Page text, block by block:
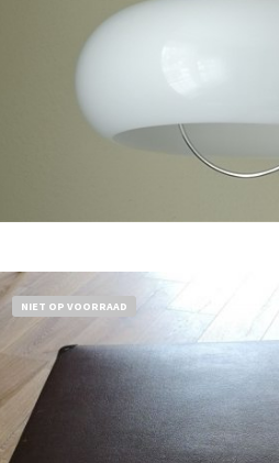
NIET OP VOORRAAD